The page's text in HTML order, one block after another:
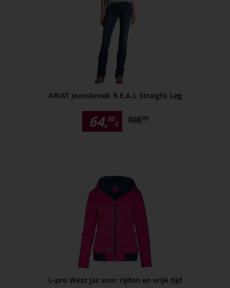
ARIAT jeansbroek R.E.A.L Straight Leg
64,80
€ 108,00€
L-pro West jas voor rijden en vrije tijd